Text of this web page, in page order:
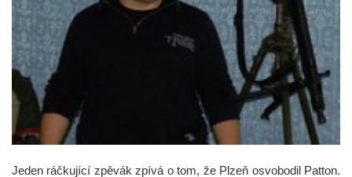
Jeden ráčkující zpěvák zpívá o tom, že Plzeň osvobodil Patton.